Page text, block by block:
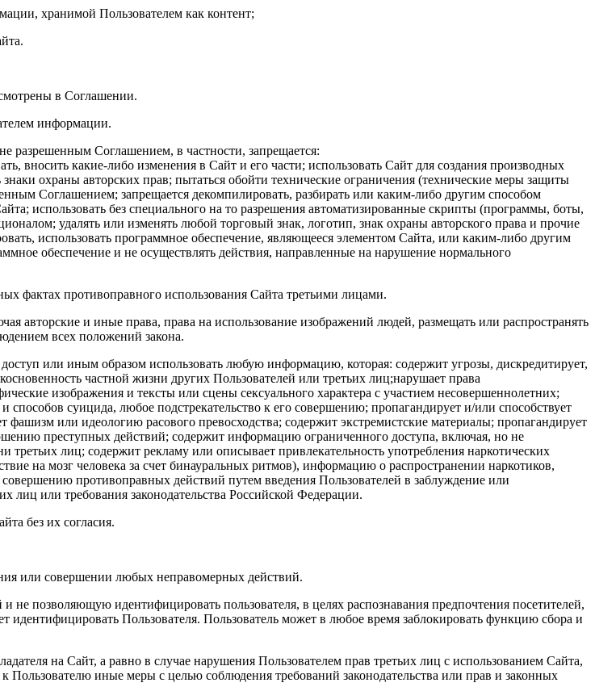
хранимой Пользователем как контент;
в Соглашении.
информации.
разрешенным Соглашением, в частности, запрещается:
вносить какие-либо изменения в Сайт и его части; использовать Сайт для создания производных
охраны авторских прав; пытаться обойти технические ограничения (технические меры защиты
Соглашением; запрещается декомпилировать, разбирать или каким-либо другим способом
использовать без специального на то разрешения автоматизированные скрипты (программы, боты,
удалять или изменять любой торговый знак, логотип, знак охраны авторского права и прочие
использовать программное обеспечение, являющееся элементом Сайта, или каким-либо другим
обеспечение и не осуществлять действия, направленные на нарушение нормального
фактах противоправного использования Сайта третьими лицами.
авторские и иные права, права на использование изображений людей, размещать или распространять
всех положений закона.
или иным образом использовать любую информацию, которая: содержит угрозы, дискредитирует,
частной жизни других Пользователей или третьих лиц;нарушает права
изображения и тексты или сцены сексуального характера с участием несовершеннолетних;
суицида, любое подстрекательство к его совершению; пропагандирует и/или способствует
или идеологию расового превосходства; содержит экстремистские материалы; пропагандирует
преступных действий; содержит информацию ограниченного доступа, включая, но не
лиц; содержит рекламу или описывает привлекательность употребления наркотических
на мозг человека за счет бинауральных ритмов), информацию о распространении наркотиков,
противоправных действий путем введения Пользователей в заблуждение или
или требования законодательства Российской Федерации.
без их согласия.
или совершении любых неправомерных действий.
позволяющую идентифицировать пользователя, в целях распознавания предпочтения посетителей,
Пользователя. Пользователь может в любое время заблокировать функцию сбора и
на Сайт, а равно в случае нарушения Пользователем прав третьих лиц с использованием Сайта,
Пользователю иные меры с целью соблюдения требований законодательства или прав и законных